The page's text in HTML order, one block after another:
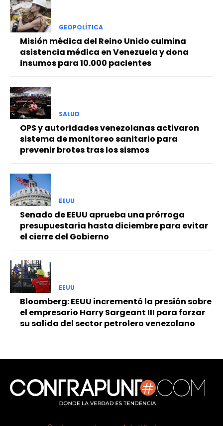
GEOPOLÍTICA
Misión médica del Reino Unido culmina
asistencia médica en Venezuela y dona
insumos para 10.000 pacientes
SALUD
OPS y autoridades venezolanas activaron
sistema de monitoreo sanitario para
prevenir brotes tras los sismos
EEUU
Senado de EEUU aprueba una prórroga
presupuestaria hasta diciembre para evitar
el cierre del Gobierno
EEUU
Bloomberg: EEUU incrementó la presión sobre
el empresario Harry Sargeant III para forzar
su salida del sector petrolero venezolano